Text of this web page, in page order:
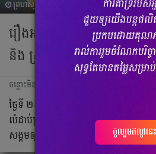
ព្រហស្បតិ៍, 28 មីនា 2024 06:11
រឿងអស្ចារ្យត្រួសៗ ចេញពីមង្
និង ស្រីនា
ចន្លោះមិនឃើញ
ថ្ងៃទី ២៧ និង ២៨ គឺជាថ្ងៃមង្គលជ័យរបស់
លំដាប់ប្រទេស ហេង វិសាល និងស្រីនា ដ
សង្គមឲ្យមានភាពកក្រើកមិនធម្មតាឡើយ។
ចូលរួមឥលូវនេះ